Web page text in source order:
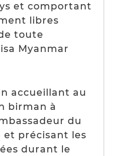
et comportant
libres
toute
Myanmar
accueillant au
birman à
du
et précisant les
durant le